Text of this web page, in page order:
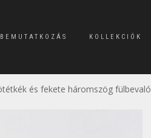
BEMUTATKOZÁS KOLLEKCIÓK
és fekete háromszög fülbevaló